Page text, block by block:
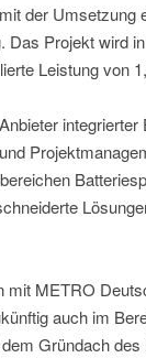
der Umsetzung
Projekt wird
Leistung von
integrierter
METRO
auch im
Gründach